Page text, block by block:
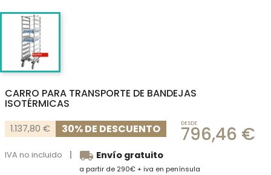
CARRO PARA TRANSPORTE DE BANDEJAS
ISOTÉRMICAS
1.137,80 € 30% DE DESCUENTO DESDE
796,46 €
IVA no incluido local_shipping Envío gratuito
a partir de 290€ + iva en península